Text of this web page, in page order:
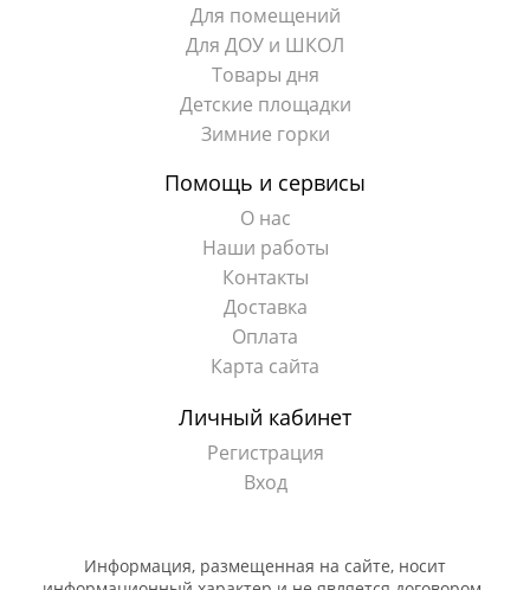
Для помещений
Для ДОУ и ШКОЛ
Товары дня
Детские площадки
Зимние горки
Помощь и сервисы
О нас
Наши работы
Контакты
Доставка
Оплата
Карта сайта
Личный кабинет
Регистрация
Вход
Информация, размещенная на сайте, носит